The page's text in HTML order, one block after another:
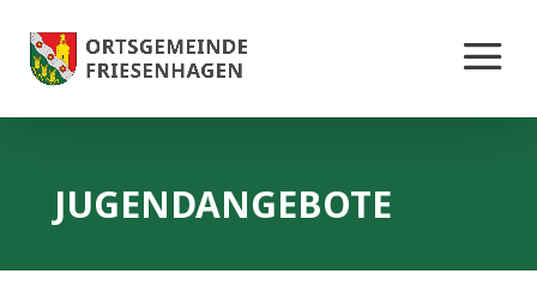
JUGENDANGEBOTE